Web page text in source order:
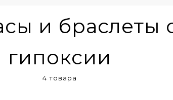
и браслеты
гипоксии
4 товара